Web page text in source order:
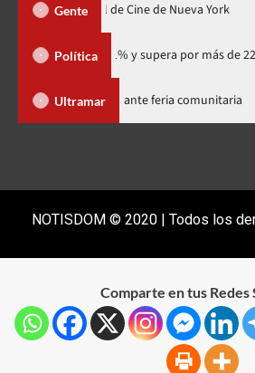
Gente
estreno mundial en el Festival de Cine de
Política
con 41.1% y supera por más de 22 puntos a
Ultramar
más de 300 familias del Bronx durante feria
NOTISDOM © 2020 | Todos los
Comparte en tus Redes